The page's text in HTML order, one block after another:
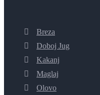
Breza
Doboj Jug
Kakanj
Maglaj
Olovo